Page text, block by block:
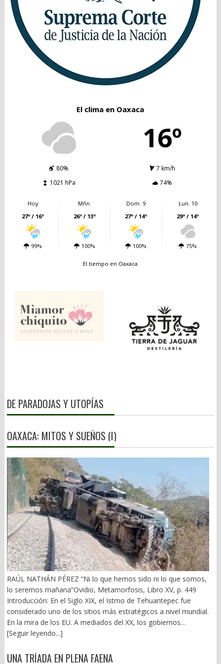
El clima en Oaxaca
16º
80%
7 km/h
1021 hPa
74%
Hoy
27º / 16º
99%
Mñn.
26º / 13º
100%
Dom. 9
27º / 14º
100%
Lun. 10
29º / 14º
75%
El tiempo en Oaxaca
DE PARADOJAS Y UTOPÍAS
OAXACA: MITOS Y SUEÑOS (I)
RAÚL NATHÁN PÉREZ “Ni lo que hemos sido ni lo que somos,
lo seremos mañana”Ovidio, Metamorfosis, Libro XV, p. 449
Introducción: En el Siglo XIX, el Istmo de Tehuantepec fue
considerado uno de los sitios más estratégicos a nivel mundial.
En la mira de los EU. A mediados del XX, los gobiernos
emanados del PRI iniciaron una serie de proyectos, todos
Transístmico, Proyecto Alfa-Omega, Plan Puebla-Panamá y
[Seguir leyendo...]
UNA TRÍADA EN PLENA FAENA